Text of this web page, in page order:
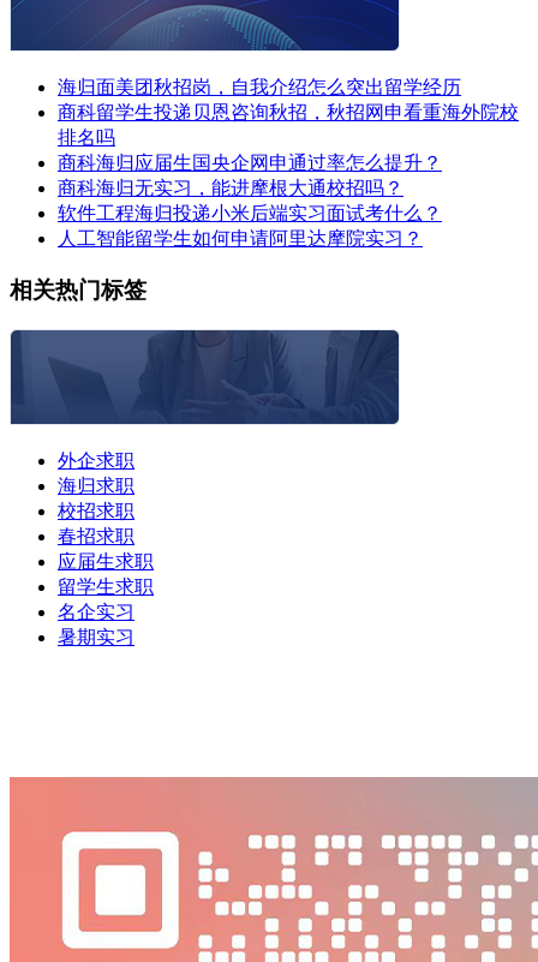
海归面美团秋招岗，自我介绍怎么突出留学经历
商科留学生投递贝恩咨询秋招，秋招网申看重海外院校
排名吗
商科海归应届生国央企网申通过率怎么提升？
商科海归无实习，能进摩根大通校招吗？
软件工程海归投递小米后端实习面试考什么？
人工智能留学生如何申请阿里达摩院实习？
相关热门标签
外企求职
海归求职
校招求职
春招求职
应届生求职
留学生求职
名企实习
暑期实习